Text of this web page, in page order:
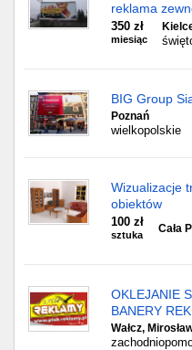
reklama
350 zł
miesiąc
BIG Group
Poznań
wielkopolskie
Wizualizacje
obiektów
100 zł
sztuka
Cała
OKLEJANIE
BANERY
Wałcz,